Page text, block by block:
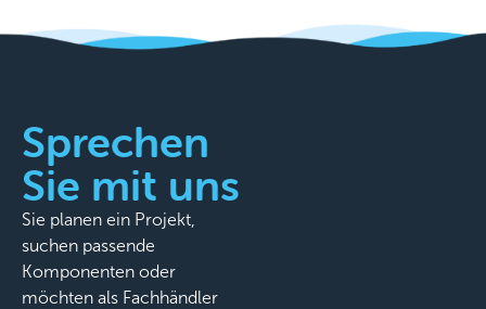
Sprechen
Sie mit uns
Sie planen ein Projekt,
suchen passende
Komponenten oder
möchten als Fachhändler